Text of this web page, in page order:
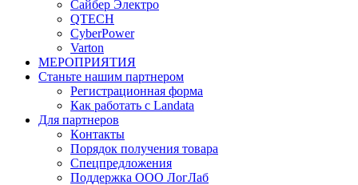
Сайбер Электро
QTECH
CyberPower
Varton
МЕРОПРИЯТИЯ
Станьте нашим партнером
Регистрационная форма
Как работать с Landata
Для партнеров
Кoнтaкты
Порядок получения товара
Спецпредложения
Поддержка ООО ЛогЛаб